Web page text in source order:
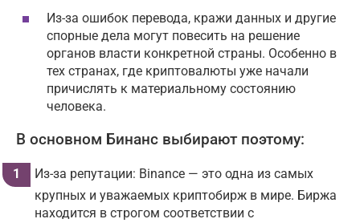
Из-за ошибок перевода, кражи данных и другие
спорные дела могут повесить на решение
органов власти конкретной страны. Особенно в
тех странах, где криптовалюты уже начали
причислять к материальному состоянию
человека.
В основном Бинанс выбирают поэтому:
Из-за репутации: Binance — это одна из самых
крупных и уважаемых криптобирж в мире. Биржа
находится в строгом соответствии с